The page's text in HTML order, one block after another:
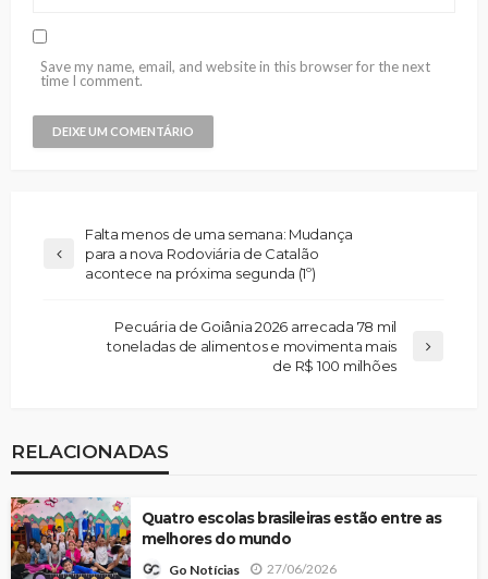
Save my name, email, and website in this browser for the next
time I comment.
Falta menos de uma semana: Mudança
para a nova Rodoviária de Catalão
acontece na próxima segunda (1º)
Pecuária de Goiânia 2026 arrecada 78 mil
toneladas de alimentos e movimenta mais
de R$ 100 milhões
RELACIONADAS
Quatro escolas brasileiras estão entre as
melhores do mundo
Go Notícias 27/06/2026